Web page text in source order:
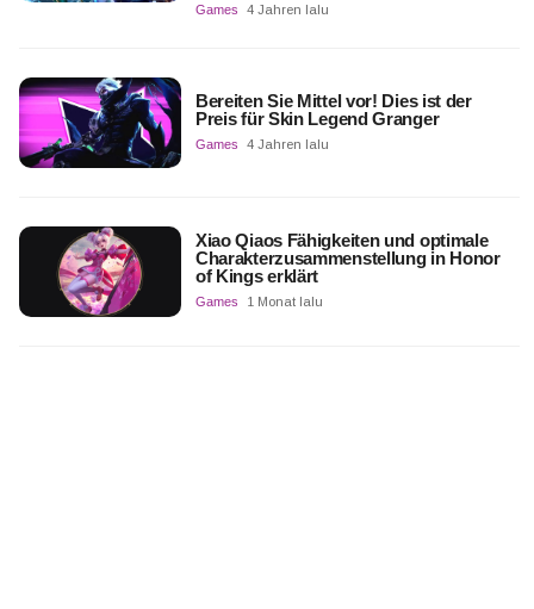
Games 4 Jahren lalu
Bereiten Sie Mittel vor! Dies ist der
Preis für Skin Legend Granger
Games 4 Jahren lalu
Xiao Qiaos Fähigkeiten und optimale
Charakterzusammenstellung in Honor
of Kings erklärt
Games 1 Monat lalu